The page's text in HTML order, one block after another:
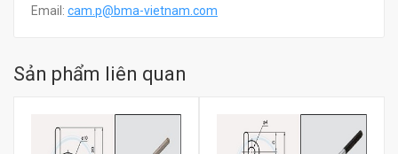
Email: cam.p@bma-vietnam.com
Sản phẩm liên quan